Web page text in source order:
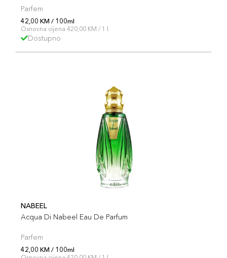
Parfem
42,00 KM / 100ml
Osnovna cijena 420,00 KM / 1 l
Dostupno
NABEEL
Acqua Di Nabeel Eau De Parfum
Parfem
42,00 KM / 100ml